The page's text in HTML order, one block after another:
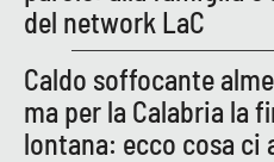
LA
CALABRIAVISIONE
Destinazioni
Eventi
del network LaC
Caldo soffocante
ma per la Calabria la
lontana: ecco cosa ci